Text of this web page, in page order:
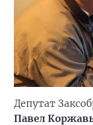
Депутат
Павел